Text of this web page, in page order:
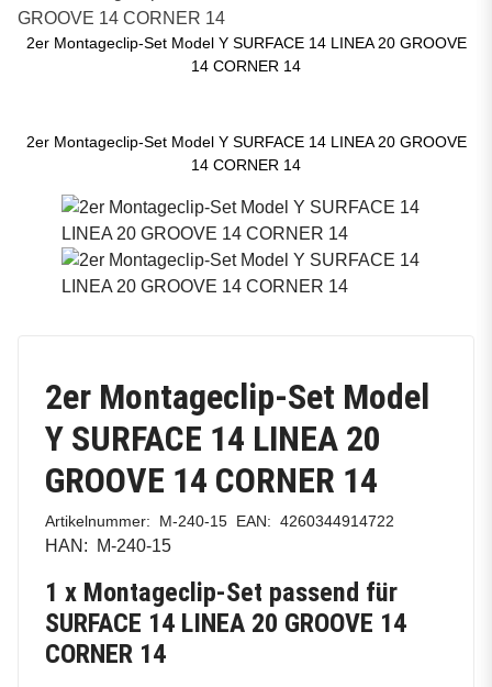
2er Montageclip-Set Model
Y SURFACE 14 LINEA 20
GROOVE 14 CORNER 14
Artikelnummer: M-240-15 EAN: 4260344914722
HAN: M-240-15
1 x Montageclip-Set passend für
SURFACE 14 LINEA 20 GROOVE 14
CORNER 14
2er Montageclip-Set Model Y SURFACE 14 LINEA 20 GROOVE
14 CORNER 14
2er Montageclip-Set Model Y SURFACE 14 LINEA 20 GROOVE
14 CORNER 14